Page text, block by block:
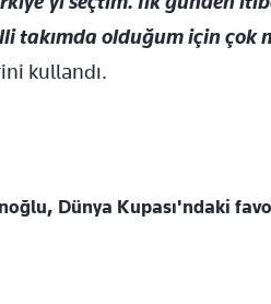
takımda olduğum için çok
kullandı.
Dünya Kupası'ndaki